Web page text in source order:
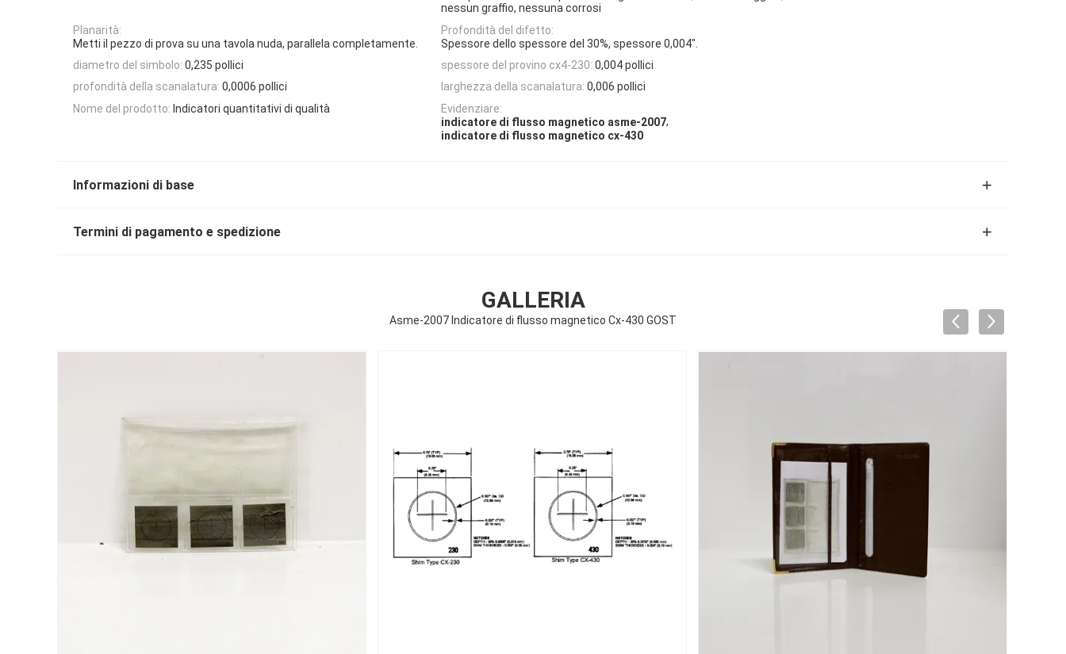
nessun graffio, nessuna corrosi
Planarità:
Metti il ​​​​pezzo di prova su una tavola nuda, parallela completamente.
Profondità del difetto:
Spessore dello spessore del 30%, spessore 0,004".
diametro del simbolo: 0,235 pollici spessore del provino cx4-230: 0,004 pollici
profondità della scanalatura: 0,0006 pollici larghezza della scanalatura: 0,006 pollici
Nome del prodotto: Indicatori quantitativi di qualità
Evidenziare:
indicatore di flusso magnetico asme-2007,
indicatore di flusso magnetico cx-430
Informazioni di base
Termini di pagamento e spedizione
GALLERIA
Asme-2007 Indicatore di flusso magnetico Cx-430 GOST